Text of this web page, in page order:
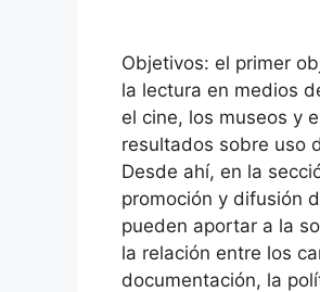
Objetivos: el primer
la lectura en medios
el cine, los museos y
resultados sobre uso
Desde ahí, en la
promoción y difusión
pueden aportar a la
la relación entre los
documentación, la